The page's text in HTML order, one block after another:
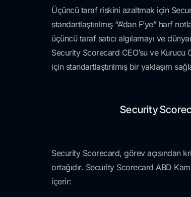
Üçüncü taraf riskini azaltmak için
standartlaştırılmış “A’dan F’ye” harf
üçüncü taraf satıcı algılamayı ve
Security Scorecard CEO’su ve
için standartlaştırılmış bir yaklaşım
Security
Security Scorecard, görev açısından
ortağıdır. Security Scorecard ABD
içerir: